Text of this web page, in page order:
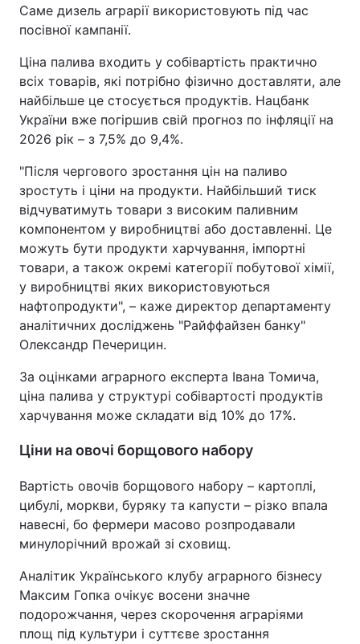
Саме дизель аграрії використовують під час
посівної кампанії.
Ціна палива входить у собівартість практично
всіх товарів, які потрібно фізично доставляти, але
найбільше це стосується продуктів. Нацбанк
України вже погіршив свій прогноз по інфляції на
2026 рік – з 7,5% до 9,4%.
"Після чергового зростання цін на паливо
зростуть і ціни на продукти. Найбільший тиск
відчуватимуть товари з високим паливним
компонентом у виробництві або доставленні. Це
можуть бути продукти харчування, імпортні
товари, а також окремі категорії побутової хімії,
у виробництві яких використовуються
нафтопродукти", – каже директор департаменту
аналітичних досліджень "Райффайзен банку"
Олександр Печерицин.
За оцінками аграрного експерта Івана Томича,
ціна палива у структурі собівартості продуктів
харчування може складати від 10% до 17%.
Ціни на овочі борщового набору
Вартість овочів борщового набору – картоплі,
цибулі, моркви, буряку та капусти – різко впала
навесні, бо фермери масово розпродавали
минулорічний врожай зі сховищ.
Аналітик Українського клубу аграрного бізнесу
Максим Гопка очікує восени значне
подорожчання, через скорочення аграріями
площ під культури і суттєве зростання